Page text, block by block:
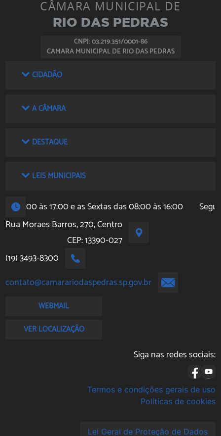
CÂMARA MUNICIPAL DE
RIO DAS PEDRAS
CNPJ: 03.219.351/0001-86
CAMARA MUNICIPAL DE RIO DAS PEDRAS
CIDADÃO
A CÂMARA
DESTAQUE
LEIS MUNICIPAIS
08:00 às 17:00 e as Sextas das 08:00 às 16:00
Rua Moraes Barros, 270, Centro
CEP: 13390-027
(19) 3493-8300
contato@camarariodaspedras.sp.gov.br
WEBMAIL
VER LOCALIZAÇÃO
Siga nas redes sociais:
Termos e condições gerais de uso
Políticas de cookies
Lei Geral de Proteção de Dados